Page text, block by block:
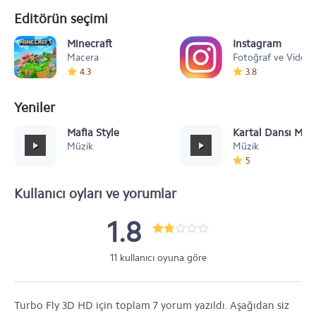
Editörün seçimi
Minecraft
Macera
4.3
Instagram
Fotoğraf ve Video
3.8
Yeniler
Mafia Style
Müzik
Kartal Dansı
Müzik
5
Kullanıcı oyları ve yorumlar
1.8
11 kullanıcı oyuna göre
Turbo Fly 3D HD için toplam 7 yorum yazıldı. Aşağıdan siz